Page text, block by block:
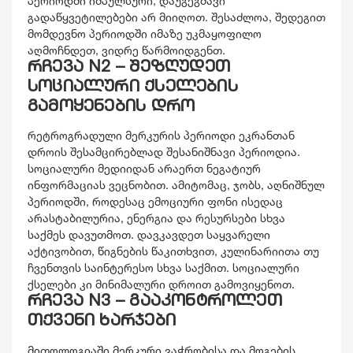
გადაწყვეტილებები არ მიიღოთ. შესაძლოა, შედეგით
მომდევნო პერიოდში იმაზე უკმაყოფილო
აღმოჩნდეთ, ვიდრე წარმოიდგენთ.
რჩევა N2 – შეზღუდეთ
სოციალური ქსელების
გამოყენების დრო
რეტროგრადული მერკურის პერიოდი ეკრანთან
დროის შესამცირებლად შესანიშნავი პერიოდია.
სოციალური მედიიდან არაერთ ნეგატიურ
ინფორმაციას ვეცნობით. ამიტომაც, ჯობს, აღნიშნულ
პერიოდში, როდესაც ემოციური ფონი ისედაც
არასტაბილურია, ენერგია და რესურსები სხვა
საქმეს დავუთმოთ. დავკავდეთ საყვარელი
აქტივობით, წიგნების წაკითხვით, კულინარიითა თუ
ჩვენთვის საინტერესო სხვა საქმით. სოციალური
ქსელები კი მინიმალური დროით გამოვიყენოთ.
რჩევა N3 – გააკონტროლეთ
თქვენი ხარჯები
მითოლოგიაში მერკური ვაჭრობისა და მოგების